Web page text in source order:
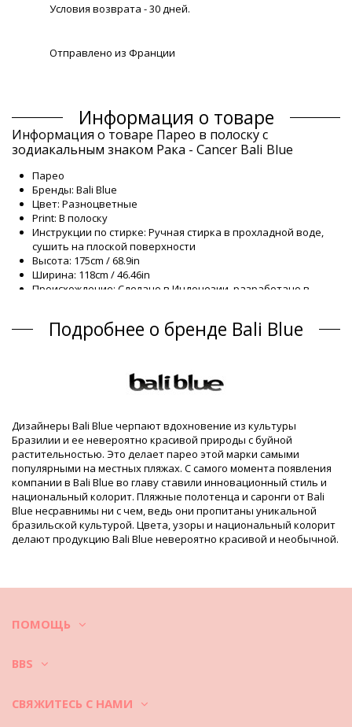
Условия возврата - 30 дней.
Отправлено из Франции
Информация о товаре
Информация о товаре Парео в полоску с
зодиакальным знаком Рака - Cancer Bali Blue
Парео
Бренды: Bali Blue
Цвет: Разноцветные
Print: В полоску
Инструкции по стирке: Ручная стирка в прохладной воде,
сушить на плоской поверхности
Высота: 175cm / 68.9in
Ширина: 118cm / 46.46in
Происхождение: Сделано в Индонезии, разработано в
Парео Разноцветные Bali Blue Classic
Состав
Информация о товаре
Упаковка включает: 1 x Парео (Другие аксессуары не
включены)
HS CODE: 621430
SKU: 198300251
EAN: Единицa (7899818639747)
Вес: 220g / 0.48lb / 7.76oz
Принт не точный и может отличаться в зависимости от
кроя
Ретушированные фотографии
уходу
Как правильно ухаживать за пляжной одеждой?
одежды. Как же сохранить их в чистоте и в хорошей форме?
Подробнее о бренде Bali Blue
Дизайнеры Bali Blue черпают вдохновение из культуры
Бразилии и ее невероятно красивой природы с буйной
растительностью. Это делает парео этой марки самыми
популярными на местных пляжах. С самого момента появления
компании в Bali Blue во главу ставили инновационный стиль и
национальный колорит. Пляжные полотенца и саронги от Bali
Blue несравнимы ни с чем, ведь они пропитаны уникальной
бразильской культурой. Цвета, узоры и национальный колорит
делают продукцию Bali Blue невероятно красивой и необычной.
ПОМОЩЬ
BBS
СВЯЖИТЕСЬ С НАМИ